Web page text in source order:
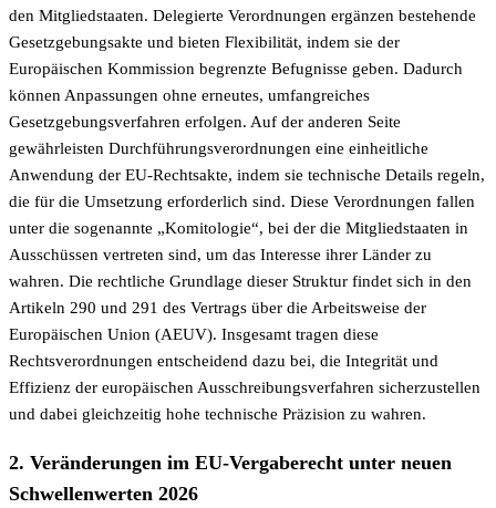
den Mitgliedstaaten. Delegierte Verordnungen ergänzen bestehende
Gesetzgebungsakte und bieten Flexibilität, indem sie der
Europäischen Kommission begrenzte Befugnisse geben. Dadurch
können Anpassungen ohne erneutes, umfangreiches
Gesetzgebungsverfahren erfolgen. Auf der anderen Seite
gewährleisten Durchführungsverordnungen eine einheitliche
Anwendung der EU-Rechtsakte, indem sie technische Details regeln,
die für die Umsetzung erforderlich sind. Diese Verordnungen fallen
unter die sogenannte „Komitologie“, bei der die Mitgliedstaaten in
Ausschüssen vertreten sind, um das Interesse ihrer Länder zu
wahren. Die rechtliche Grundlage dieser Struktur findet sich in den
Artikeln 290 und 291 des Vertrags über die Arbeitsweise der
Europäischen Union (AEUV). Insgesamt tragen diese
Rechtsverordnungen entscheidend dazu bei, die Integrität und
Effizienz der europäischen Ausschreibungsverfahren sicherzustellen
und dabei gleichzeitig hohe technische Präzision zu wahren.
2. Veränderungen im EU-Vergaberecht unter neuen
Schwellenwerten 2026